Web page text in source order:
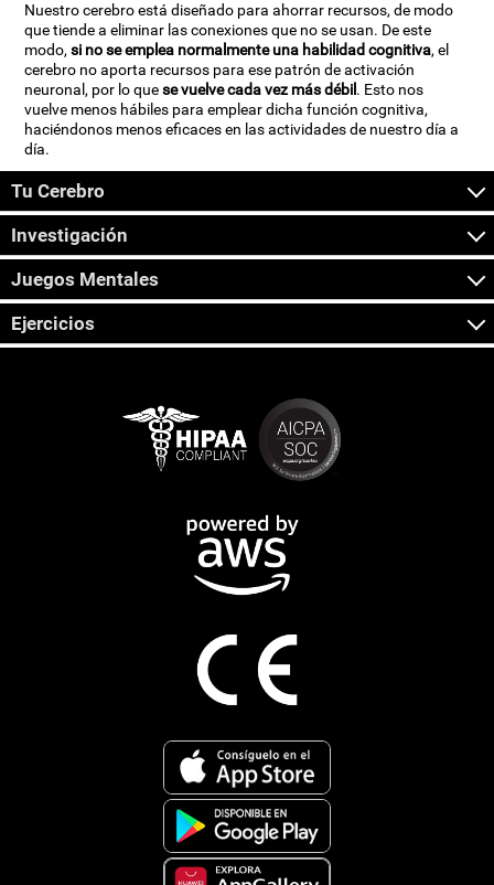
Nuestro cerebro está diseñado para ahorrar recursos, de modo
que tiende a eliminar las conexiones que no se usan. De este
modo,si no se emplea normalmente una habilidad cognitiva, el
cerebro no aporta recursos para ese patrón de activación
neuronal, por lo quese vuelve cada vez más débil . Esto nos
vuelve menos hábiles para emplear dicha función cognitiva,
haciéndonos menos eficaces en las actividades de nuestro día a
día.
Tu Cerebro
Investigación
Juegos Mentales
Ejercicios